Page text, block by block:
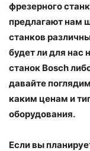
фрезерного
предлагают нам
станков
будет ли для
станок Bosch
давайте
каким ценам и
оборудования.
Если вы